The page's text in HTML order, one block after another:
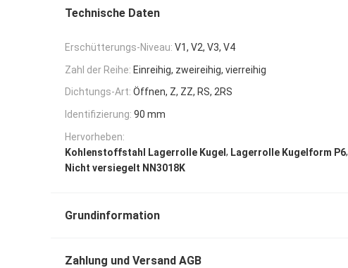
Technische Daten
Erschütterungs-Niveau: V1, V2, V3, V4
Zahl der Reihe: Einreihig, zweireihig, vierreihig
Dichtungs-Art: Öffnen, Z, ZZ, RS, 2RS
Identifizierung: 90 mm
Hervorheben:
Kohlenstoffstahl Lagerrolle Kugel , Lagerrolle Kugelform P6,
Nicht versiegelt NN3018K
Grundinformation
Zahlung und Versand AGB